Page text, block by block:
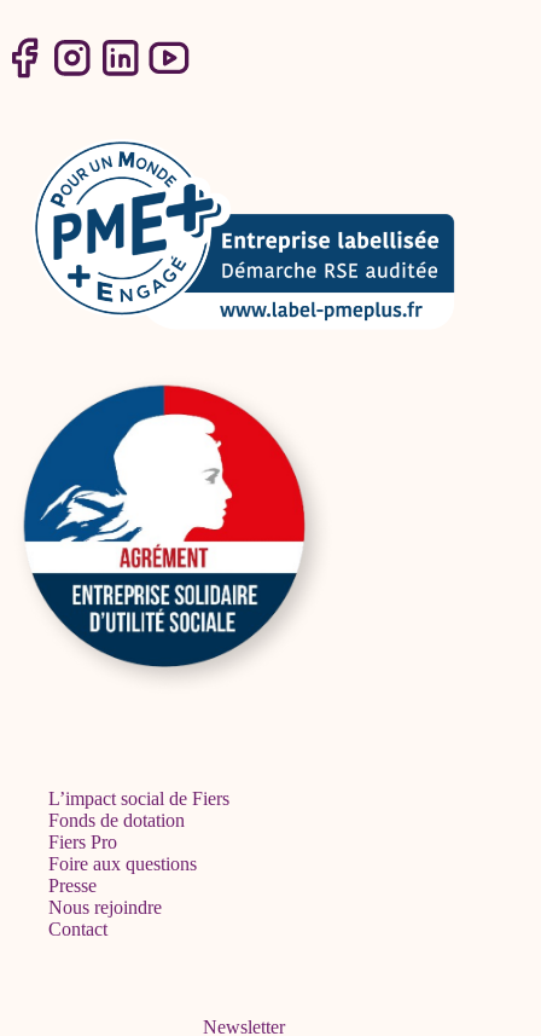
L’impact social de Fiers
Fonds de dotation
Fiers Pro
Foire aux questions
Presse
Nous rejoindre
Contact
Newsletter